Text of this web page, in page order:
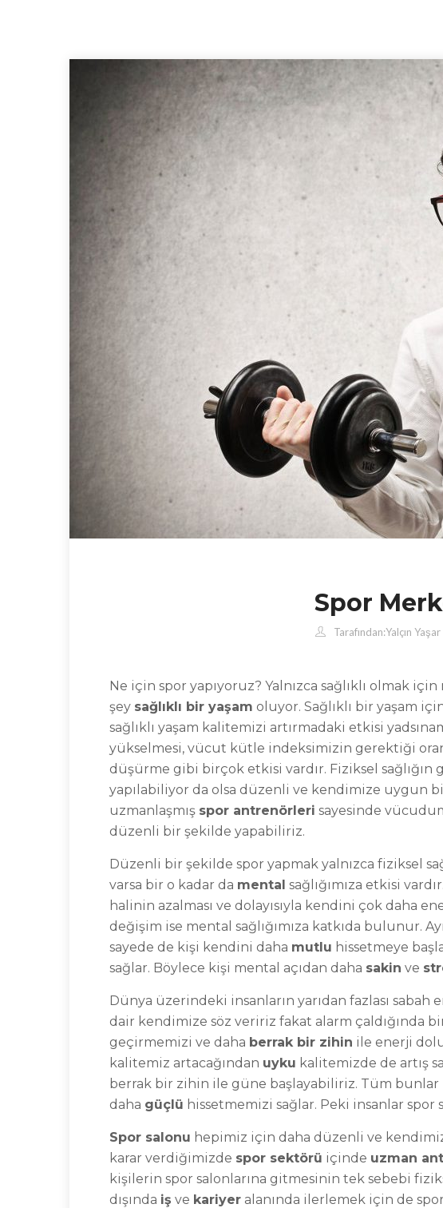
Spor
Tarafından:Yalçın Yaşar
Ne için spor yapıyoruz? Yalnızca sağlıklı olmak
şey sağlıklı bir yaşam oluyor. Sağlıklı bir yaşam
sağlıklı yaşam kalitemizi artırmadaki etkisi
yükselmesi, vücut kütle indeksimizin gerektiği
düşürme gibi birçok etkisi vardır. Fiziksel
yapılabiliyor da olsa düzenli ve kendimize uygun
uzmanlaşmış spor antrenörleri sayesinde
düzenli bir şekilde yapabiliriz.
Düzenli bir şekilde spor yapmak yalnızca fiziksel
varsa bir o kadar da mental sağlığımıza etkisi
halinin azalması ve dolayısıyla kendini çok daha
değişim ise mental sağlığımıza katkıda bulunur.
sayede de kişi kendini daha mutlu hissetmeye
sağlar. Böylece kişi mental açıdan daha sakin ve
Dünya üzerindeki insanların yarıdan fazlası
dair kendimize söz veririz fakat alarm çaldığında
geçirmemizi ve daha berrak bir zihin ile enerji
kalitemiz artacağından uyku kalitemizde de artış
berrak bir zihin ile güne başlayabiliriz. Tüm
daha güçlü hissetmemizi sağlar. Peki insanlar
Spor salonu hepimiz için daha düzenli ve
karar verdiğimizde spor sektörü içinde uzman
kişilerin spor salonlarına gitmesinin tek sebebi
dışında iş ve kariyer alanında ilerlemek için de